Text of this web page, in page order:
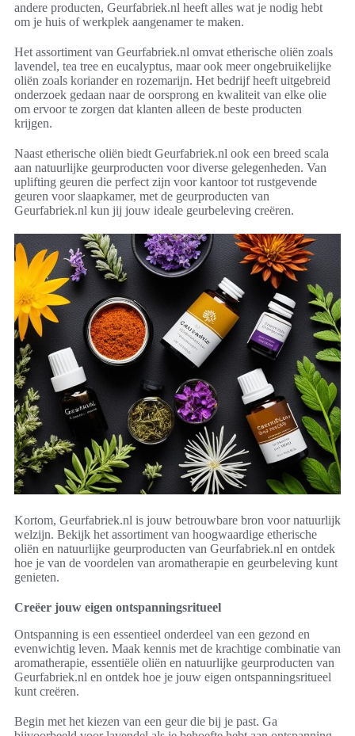
andere producten, Geurfabriek.nl heeft alles wat je nodig hebt
om je huis of werkplek aangenamer te maken.
Het assortiment van Geurfabriek.nl omvat etherische oliën zoals
lavendel, tea tree en eucalyptus, maar ook meer ongebruikelijke
oliën zoals koriander en rozemarijn. Het bedrijf heeft uitgebreid
onderzoek gedaan naar de oorsprong en kwaliteit van elke olie
om ervoor te zorgen dat klanten alleen de beste producten
krijgen.
Naast etherische oliën biedt Geurfabriek.nl ook een breed scala
aan natuurlijke geurproducten voor diverse gelegenheden. Van
uplifting geuren die perfect zijn voor kantoor tot rustgevende
geuren voor slaapkamer, met de geurproducten van
Geurfabriek.nl kun jij jouw ideale geurbeleving creëren.
Kortom, Geurfabriek.nl is jouw betrouwbare bron voor natuurlijk
welzijn. Bekijk het assortiment van hoogwaardige etherische
oliën en natuurlijke geurproducten van Geurfabriek.nl en ontdek
hoe je van de voordelen van aromatherapie en geurbeleving kunt
genieten.
Creëer jouw eigen ontspanningsritueel
Ontspanning is een essentieel onderdeel van een gezond en
evenwichtig leven. Maak kennis met de krachtige combinatie van
aromatherapie, essentiële oliën en natuurlijke geurproducten van
Geurfabriek.nl en ontdek hoe je jouw eigen ontspanningsritueel
kunt creëren.
Begin met het kiezen van een geur die bij je past. Ga